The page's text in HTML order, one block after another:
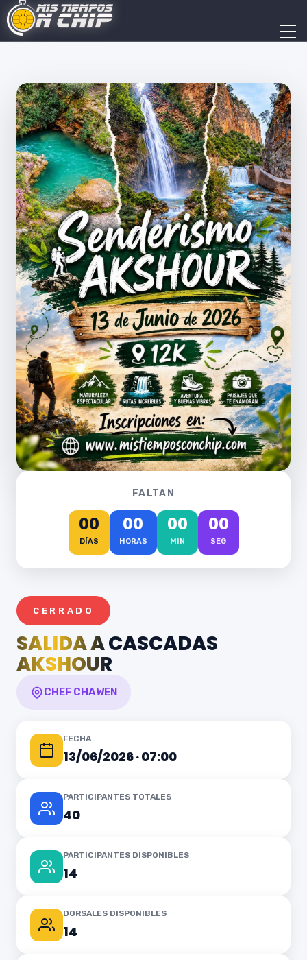
CERRADO
SALIDA A CASCADAS
AKSHOUR
CHEF CHAWEN
FECHA
13/06/2026 · 07:00
PARTICIPANTES TOTALES
40
PARTICIPANTES DISPONIBLES
14
DORSALES DISPONIBLES
14
FALTAN
00
DÍAS
00
HORAS
00
MIN
00
SEG